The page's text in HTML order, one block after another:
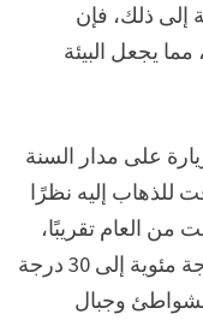
إلى ذلك، فإن
يجعل البيئة
على مدار السنة
للذهاب إليه نظرًا
من العام تقريبًا،
تتراوح درجات حرارة الهواء من 20 درجة مئوية إلى 30 درجة
بشواطئ وجبال